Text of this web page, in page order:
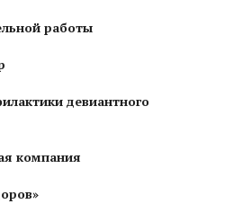
работы
девиантного
компания